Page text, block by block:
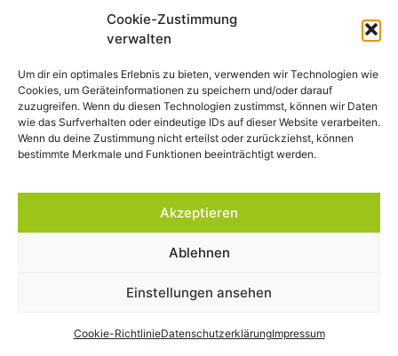
Cookie-Zustimmung
verwalten
Um dir ein optimales Erlebnis zu bieten, verwenden wir Technologien wie
Cookies, um Geräteinformationen zu speichern und/oder darauf
zuzugreifen. Wenn du diesen Technologien zustimmst, können wir Daten
wie das Surfverhalten oder eindeutige IDs auf dieser Website verarbeiten.
Wenn du deine Zustimmung nicht erteilst oder zurückziehst, können
bestimmte Merkmale und Funktionen beeinträchtigt werden.
Akzeptieren
Ablehnen
Einstellungen ansehen
Cookie-RichtlinieDatenschutzerklärungImpressum